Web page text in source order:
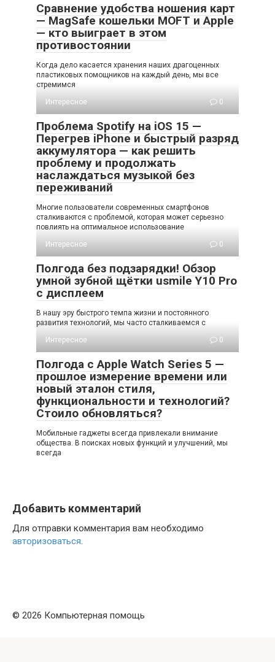
Сравнение удобства ношения карт
— MagSafe кошельки MOFT и Apple
— кто выиграет в этом
противостоянии
Когда дело касается хранения наших драгоценных
пластиковых помощников на каждый день, мы все
стремимся
Интересное
0
Проблема Spotify на iOS 15 —
Перегрев iPhone и быстрый разряд
аккумулятора — как решить
проблему и продолжать
наслаждаться музыкой без
переживаний
Многие пользователи современных смартфонов
сталкиваются с проблемой, которая может серьезно
повлиять на оптимальное использование
Интересное
0
Полгода без подзарядки! Обзор
умной зубной щётки usmile Y10 Pro
с дисплеем
В нашу эру быстрого темпа жизни и постоянного
развития технологий, мы часто сталкиваемся с
Интересное
0
Полгода с Apple Watch Series 5 —
прошлое измерение времени или
новый эталон стиля,
функциональности и технологий?
Стоило обновляться?
Мобильные гаджеты всегда привлекали внимание
общества. В поисках новых функций и улучшений, мы
всегда
Добавить комментарий
Для отправки комментария вам необходимо
авторизоваться.
© 2026 Компьютерная помощь